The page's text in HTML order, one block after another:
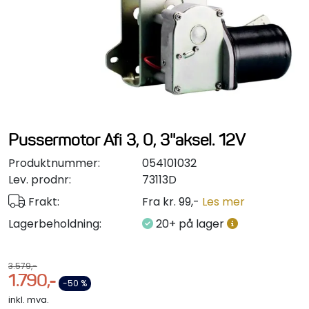
Pussermotor Afi 3, 0, 3''aksel. 12V
Produktnummer:
054101032
Lev. prodnr:
73113D
Frakt:
Fra kr. 99,- Les mer
Lagerbeholdning:
20+ på lager
3.579,-
1.790,- -50 %
inkl. mva.
Anoder
Brannslukkere
Motordeler